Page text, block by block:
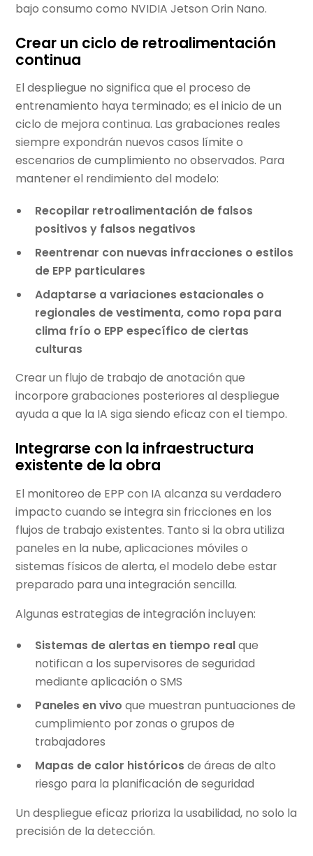
bajo consumo como NVIDIA Jetson Orin Nano.
Crear un ciclo de retroalimentación
continua
El despliegue no significa que el proceso de
entrenamiento haya terminado; es el inicio de un
ciclo de mejora continua. Las grabaciones reales
siempre expondrán nuevos casos límite o
escenarios de cumplimiento no observados. Para
mantener el rendimiento del modelo:
Recopilar retroalimentación de falsos
positivos y falsos negativos
Reentrenar con nuevas infracciones o estilos
de EPP particulares
Adaptarse a variaciones estacionales o
regionales de vestimenta, como ropa para
clima frío o EPP específico de ciertas
culturas
Crear un flujo de trabajo de anotación que
incorpore grabaciones posteriores al despliegue
ayuda a que la IA siga siendo eficaz con el tiempo.
Integrarse con la infraestructura
existente de la obra
El monitoreo de EPP con IA alcanza su verdadero
impacto cuando se integra sin fricciones en los
flujos de trabajo existentes. Tanto si la obra utiliza
paneles en la nube, aplicaciones móviles o
sistemas físicos de alerta, el modelo debe estar
preparado para una integración sencilla.
Algunas estrategias de integración incluyen:
Sistemas de alertas en tiempo realque
notifican a los supervisores de seguridad
mediante aplicación o SMS
Paneles en vivo que muestran puntuaciones de
cumplimiento por zonas o grupos de
trabajadores
Mapas de calor históricos de áreas de alto
riesgo para la planificación de seguridad
Un despliegue eficaz prioriza la usabilidad, no solo la
precisión de la detección.